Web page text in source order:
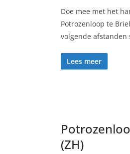
Doe mee met het
Potrozenloop te
volgende afstanden
Lees meer
(ZH)